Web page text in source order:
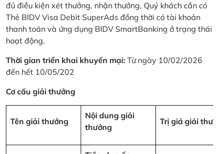
đủ điều kiện xét thưởng, nhận thưởng, Quý khách cần có
Thẻ BIDV Visa Debit SuperAds đồng thời có tài khoản
thanh toán và ứng dụng BIDV SmartBanking ở trạng thái
hoạt động.
Thời gian triển khai khuyến mại: Từ ngày 10/02/2026
đến hết 10/05/202
Cơ cấu giải thưởng
Tên giải thưởng
Nội dung giải
thưởng
Trị giá giải